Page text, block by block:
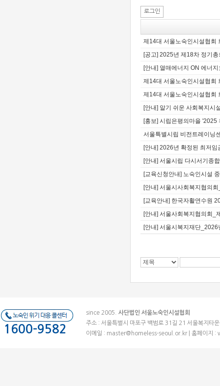
로그인
제14대 서울노숙인시설협회
[공고] 2025년 제18차 정기총
[안내] 열매에너지 ON 에너
제14대 서울노숙인시설협회
제14대 서울노숙인시설협회
[안내] 알기 쉬운 사회복지시
[홍보] 시립은평의마을 '2025
서울특별시립 비전트레이닝
[안내] 2026년 확정된 최저임
[안내] 서울시립 다시서기종
[교육신청안내] 노숙인시설
[안내] 서울시사회복지협의
[교육안내] 한국자활연수원
[안내] 서울사회복지협의회_
[안내] 서울시복지재단
1600-9582
since 2005. 사단법인 서울노숙인시설협회
주소 : 서울특별시 마포구 백범로 31길 21 서울복지
이메일 : master@homeless-seoul.or.kr| 홈페이지 :